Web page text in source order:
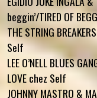
beggin’/TIRED OF
THE STRING
Self
LEE O’NELL BLUES
LOVE chez Self
JOHNNY MASTRO &